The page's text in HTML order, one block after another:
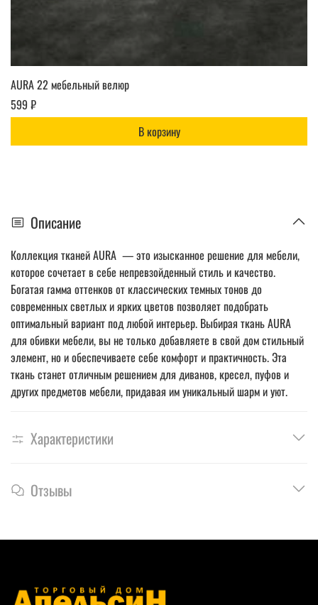
AURA 22 мебельный велюр
599 ₽
В корзину
Описание
Коллекция тканей AURA — это изысканное решение для мебели,
которое сочетает в себе непревзойденный стиль и качество.
Богатая гамма оттенков от классических темных тонов до
современных светлых и ярких цветов позволяет подобрать
оптимальный вариант под любой интерьер. Выбирая ткань AURA
для обивки мебели, вы не только добавляете в свой дом стильный
элемент, но и обеспечиваете себе комфорт и практичность. Эта
ткань станет отличным решением для диванов, кресел, пуфов и
других предметов мебели, придавая им уникальный шарм и уют.
Характеристики
Отзывы